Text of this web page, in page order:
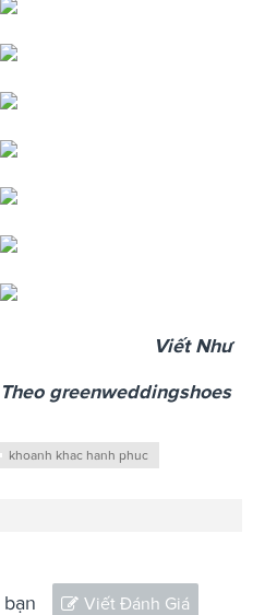
Viết Như
Theo greenweddingshoes
khoanh khac hanh phuc
Viết Đánh Giá